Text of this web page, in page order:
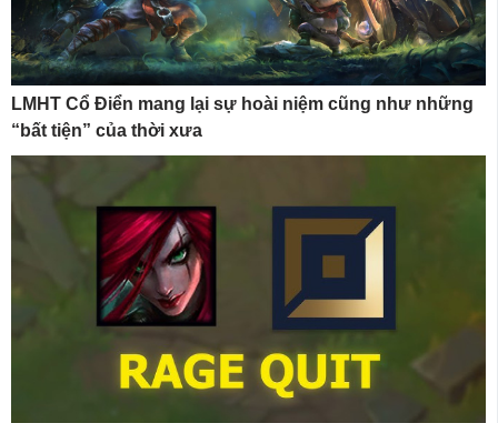
LMHT Cổ Điển mang lại sự hoài niệm cũng như những
“bất tiện” của thời xưa